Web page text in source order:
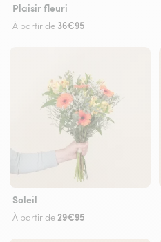
Plaisir fleuri
À partir de 36€95
Soleil
À partir de 29€95